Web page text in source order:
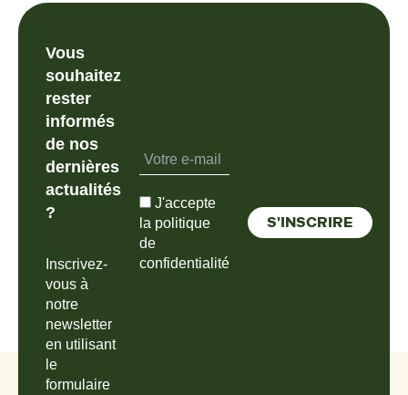
Vous
souhaitez
rester
informés
de nos
dernières
actualités
?
Inscrivez-
vous à
notre
newsletter
en utilisant
le
formulaire
J'accepte
la politique
de
confidentialité